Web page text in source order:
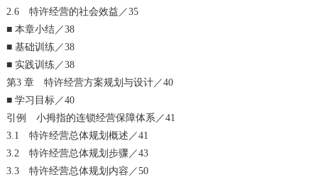
2.6 特许经营的社会效益／35
■ 本章小结／38
■ 基础训练／38
■ 实践训练／38
第3 章 特许经营方案规划与设计／40
■ 学习目标／40
引例 小拇指的连锁经营保障体系／41
3.1 特许经营总体规划概述／41
3.2 特许经营总体规划步骤／43
3.3 特许经营总体规划内容／50